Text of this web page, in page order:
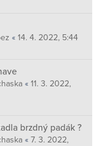
« 14. 4. 2022, 5:44
« 11. 3. 2022,
brzdný padák ?
« 7. 3. 2022,